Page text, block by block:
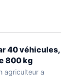
40 véhicules,
800 kg
agriculteur a